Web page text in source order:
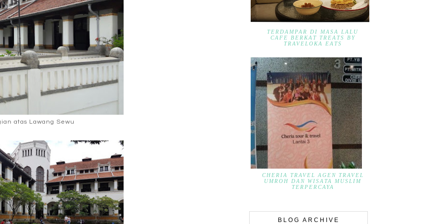
atas Lawang Sewu
TERDAMPAR DI MASA LALU
CAFE BERKAT TREATS BY
TRAVELOKA EATS
CHERIA TRAVEL AGEN TRAVEL
UMROH DAN WISATA MUSLIM
TERPERCAYA
BLOG ARCHIVE